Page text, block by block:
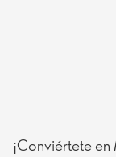
¡Conviértete